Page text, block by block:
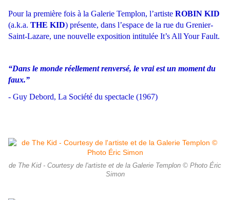
Pour la première fois à la Galerie Templon, l’artiste ROBIN KID
(a.k.a. THE KID) présente, dans l’espace de la rue du Grenier-
Saint-Lazare, une nouvelle exposition intitulée It’s All Your Fault.
“Dans le monde réellement renversé, le vrai est un moment du
faux.”
- Guy Debord, La Société du spectacle (1967)
de The Kid - Courtesy de l'artiste et de la Galerie Templon © Photo Éric
Simon